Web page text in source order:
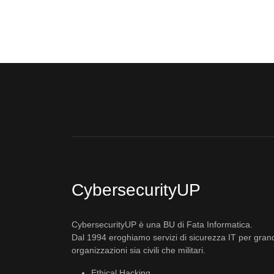
CybersecurityUP
CybersecurityUP è una BU di Fata Informatica.
Dal 1994 eroghiamo servizi di sicurezza IT per
organizzazioni sia civili che militari.